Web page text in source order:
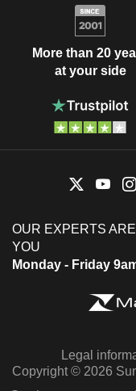
More than 20
at your side
OUR EXPERTS
YOU
Monday - Friday
Legal
Copyright © 2026